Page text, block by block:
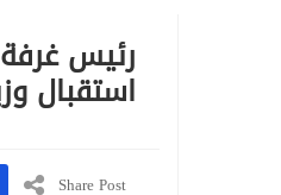
رئيس
استقبال
Share Post